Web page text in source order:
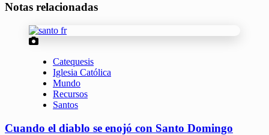
Notas relacionadas
Catequesis
Iglesia Católica
Mundo
Recursos
Santos
Cuando el diablo se enojó con Santo Domingo